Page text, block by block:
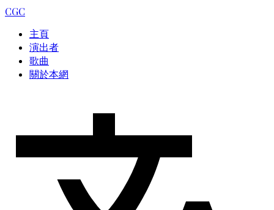
CGC
主頁
演出者
歌曲
關於本網